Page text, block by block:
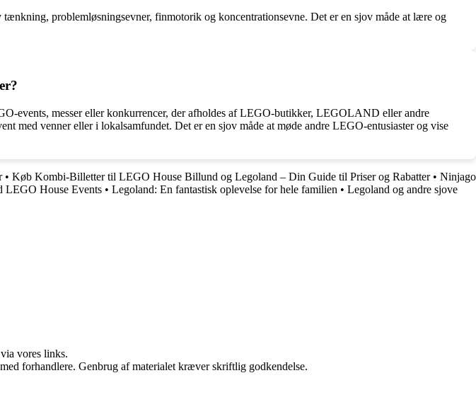
problemløsningsevner, finmotorik og koncentrationsevne. Det er en sjov måde at lære og
events, messer eller konkurrencer, der afholdes af LEGO-butikker, LEGOLAND eller andre
med venner eller i lokalsamfundet. Det er en sjov måde at møde andre LEGO-entusiaster og vise
• Køb Kombi-Billetter til LEGO House Billund og Legoland – Din Guide til Priser og Rabatter• Ninjago
LEGO House Events • Legoland: En fantastisk oplevelse for hele familien • Legoland og andre sjove
vores links.
forhandlere. Genbrug af materialet kræver skriftlig godkendelse.